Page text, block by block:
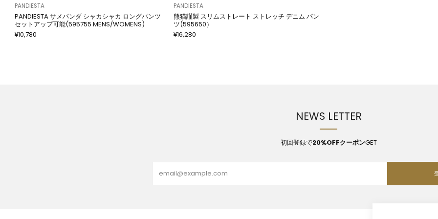
PANDIESTA
PANDIESTA サメパンダ シャカシャカ ロングパンツ
セットアップ可能(595755 MENS/WOMENS)
¥10,780
PANDIESTA
熊猫謹製 スリムストレート ストレッチ デニム パン
ツ(595650）
¥16,280
NEWS LETTER
初回登録で20%OFFクーポンGET